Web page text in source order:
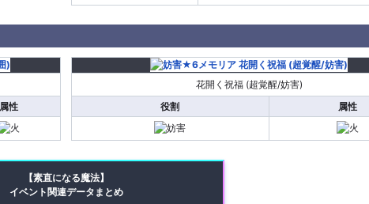
属性
花開く祝福 (超覚醒/妨害)
役割
属性
【素直になる魔法】
イベント関連データまとめ